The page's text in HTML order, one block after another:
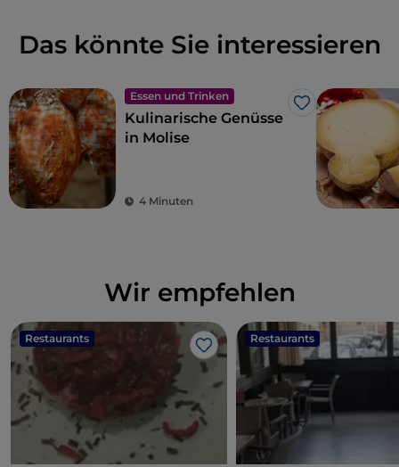
Das könnte Sie interessieren
Essen und Trinken
Like
Kulinarische Genüsse
in Molise
4 Minuten
Wir empfehlen
Restaurants
Like
Restaurants